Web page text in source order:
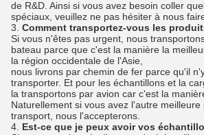
de R&D. Ainsi si vous avez besoin coller
spéciaux, veuillez ne pas hésiter à nous
3. Comment transportez-vous les
Si vous n'êtes pas urgent, nous
bateau parce que c'est la manière la
la région occidentale de l'Asie,
nous livrons par chemin de fer parce qu'il
transporter. Et pour les échantillons et la
la transportons par avion car c'est la
Naturellement si vous avez l'autre meilleure
transport, nous l'accepterons.
4. Est-ce que je peux avoir vos